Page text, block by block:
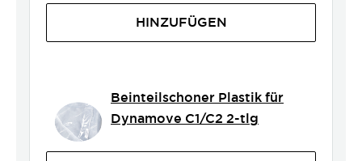
HINZUFÜGEN
Beinteilschoner Plastik für
Dynamove C1/C2 2-tlg